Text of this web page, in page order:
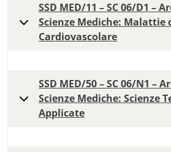
SSD MED/11 – SC 06/D1 –
Scienze Mediche: Malattie
Cardiovascolare
SSD MED/50 – SC 06/N1 –
Scienze Mediche: Scienze
Applicate